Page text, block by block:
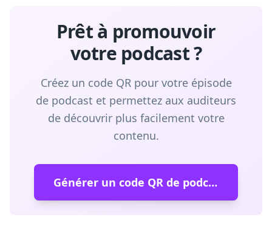
Prêt à promouvoir
votre podcast ?
Créez un code QR pour votre épisode
de podcast et permettez aux auditeurs
de découvrir plus facilement votre
contenu.
Générer un code QR de podcast